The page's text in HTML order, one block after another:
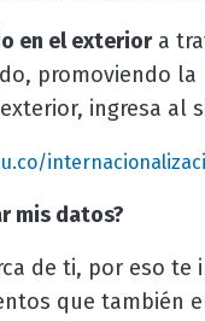
en el exteriora
promoviendo
ingresa al
mis datos?
de ti, por eso
que también